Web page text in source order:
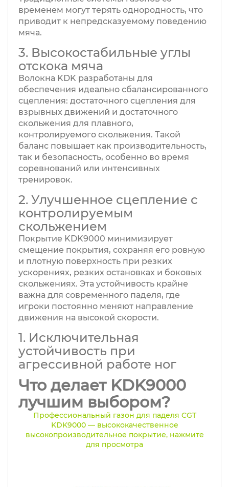
Профессиональный газон для паделя CGT
KDK9000 — высококачественное
высокопроизводительное покрытие, нажмите
для просмотра
Что делает KDK9000
лучшим выбором?
1. Исключительная
устойчивость при
агрессивной работе ног
Покрытие KDK9000 минимизирует
смещение покрытия, сохраняя его ровную
и плотную поверхность при резких
ускорениях, резких остановках и боковых
скольжениях. Эта устойчивость крайне
важна для современного паделя, где
игроки постоянно меняют направление
движения на высокой скорости.
2. Улучшенное сцепление с
контролируемым
скольжением
Волокна KDK разработаны для
обеспечения идеально сбалансированного
сцепления: достаточного сцепления для
взрывных движений и достаточного
скольжения для плавного,
контролируемого скольжения. Такой
баланс повышает как производительность,
так и безопасность, особенно во время
соревнований или интенсивных
тренировок.
3. Высокостабильные углы
отскока мяча
временем могут терять однородность, что
приводит к непредсказуемому поведению
мяча.